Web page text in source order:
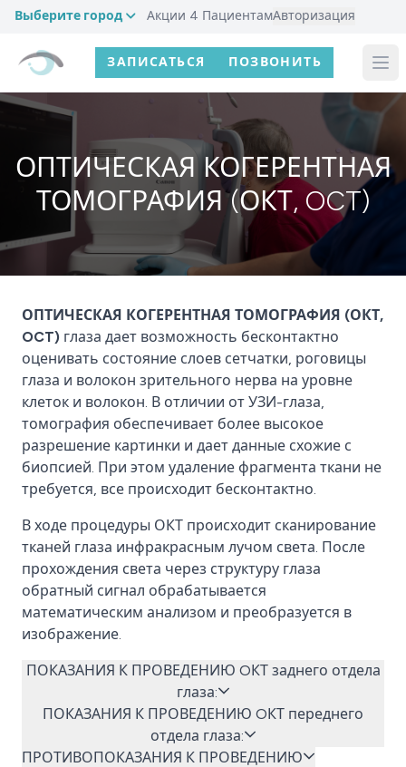
Выберите город Акции 4 ПациентамАвторизация
ЗАПИСАТЬСЯ ПОЗВОНИТЬ
ОПТИЧЕСКАЯ КОГЕРЕНТНАЯ
ТОМОГРАФИЯ (ОКТ, OCT)
ОПТИЧЕСКАЯ КОГЕРЕНТНАЯ ТОМОГРАФИЯ (ОКТ,
OCT) глаза дает возможность бесконтактно
оценивать состояние слоев сетчатки, роговицы
глаза и волокон зрительного нерва на уровне
клеток и волокон. В отличии от УЗИ-глаза,
томография обеспечивает более высокое
разрешение картинки и дает данные схожие с
биопсией. При этом удаление фрагмента ткани не
требуется, все происходит бесконтактно.
В ходе процедуры ОКТ происходит сканирование
тканей глаза инфракрасным лучом света. После
прохождения света через структуру глаза
обратный сигнал обрабатывается
математическим анализом и преобразуется в
изображение.
ПОКАЗАНИЯ К ПРОВЕДЕНИЮ OКТ заднего отдела
глаза:
ПОКАЗАНИЯ К ПРОВЕДЕНИЮ OКТ переднего
отдела глаза:
ПРОТИВОПОКАЗАНИЯ К ПРОВЕДЕНИЮ